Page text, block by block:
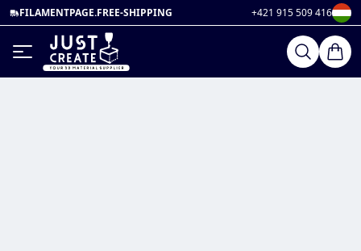
FILAMENTPAGE.FREE-SHIPPING +421 915 509 416